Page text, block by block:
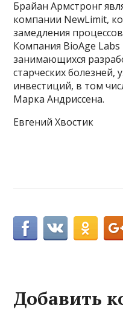
Брайан Армстронг
компании NewLimit,
замедления
Компания BioAge
занимающихся
старческих
инвестиций, в том
Марка Андриссена.
Евгений Хвостик
Добавить